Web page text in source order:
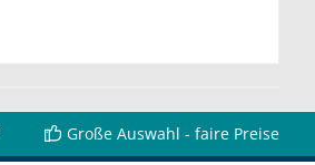
Große Auswahl - faire Preise